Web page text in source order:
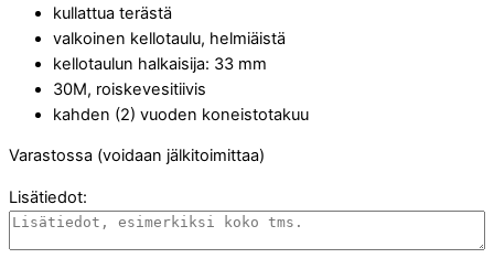
kullattua terästä
valkoinen kellotaulu, helmiäistä
kellotaulun halkaisija: 33 mm
30M, roiskevesitiivis
kahden (2) vuoden koneistotakuu
Varastossa (voidaan jälkitoimittaa)
Lisätiedot: